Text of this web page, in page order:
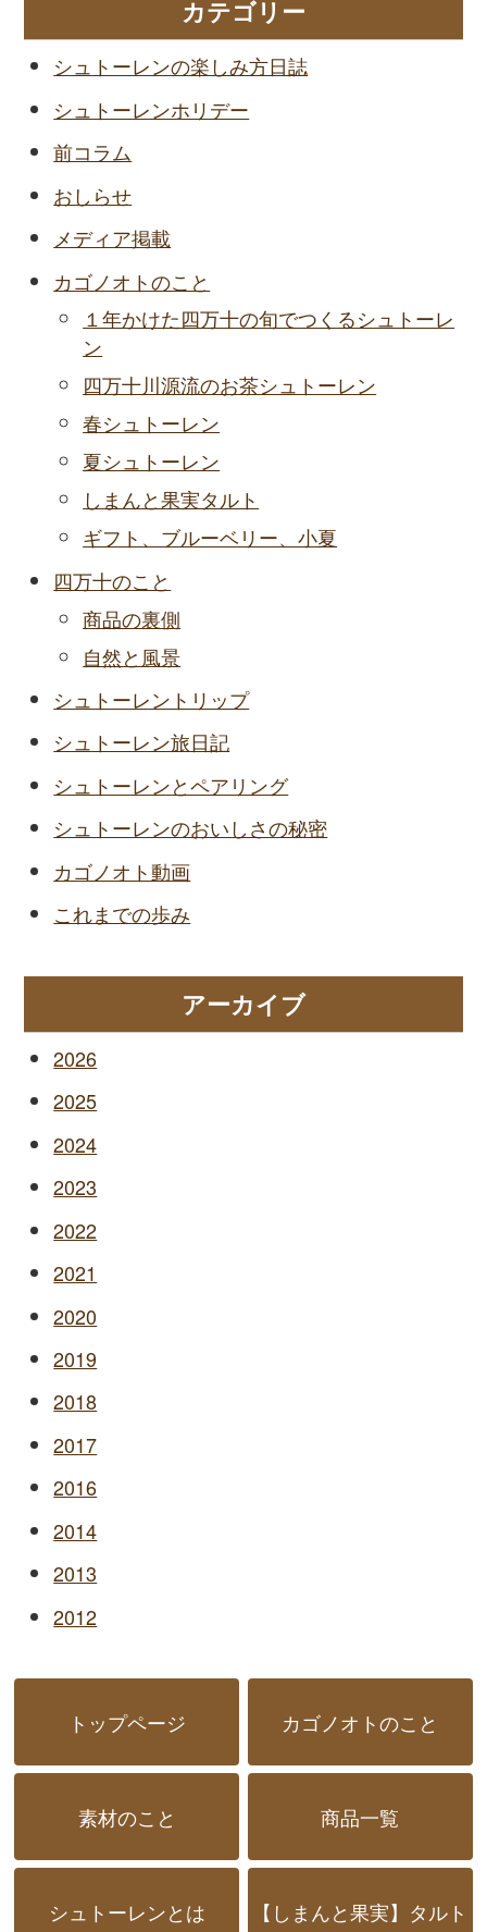
カテゴリー
シュトーレンの楽しみ方日誌
シュトーレンホリデー
前コラム
おしらせ
メディア掲載
カゴノオトのこと
１年かけた四万十の旬でつくるシュトーレ
ン
四万十川源流のお茶シュトーレン
春シュトーレン
夏シュトーレン
しまんと果実タルト
ギフト、ブルーベリー、小夏
四万十のこと
商品の裏側
自然と風景
シュトーレントリップ
シュトーレン旅日記
シュトーレンとペアリング
シュトーレンのおいしさの秘密
カゴノオト動画
これまでの歩み
アーカイブ
2026
2025
2024
2023
2022
2021
2020
2019
2018
2017
2016
2014
2013
2012
トップページ カゴノオトのこと
素材のこと 商品一覧
シュトーレンとは 【しまんと果実】タルト